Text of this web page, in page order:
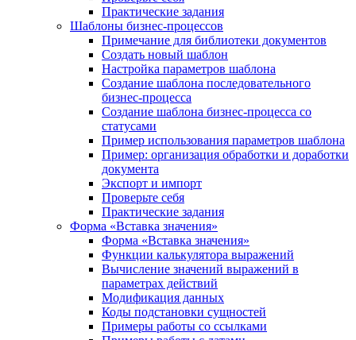
Практические задания
Шаблоны бизнес-процессов
Примечание для библиотеки документов
Создать новый шаблон
Настройка параметров шаблона
Создание шаблона последовательного
бизнес-процесса
Создание шаблона бизнес-процесса со
статусами
Пример использования параметров шаблона
Пример: организация обработки и доработки
документа
Экспорт и импорт
Проверьте себя
Практические задания
Форма «Вставка значения»
Форма «Вставка значения»
Функции калькулятора выражений
Вычисление значений выражений в
параметрах действий
Модификация данных
Коды подстановки сущностей
Примеры работы со ссылками